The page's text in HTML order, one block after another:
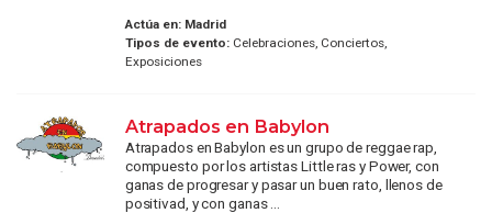
Actúa en: Madrid
Tipos de evento:Celebraciones, Conciertos,
Exposiciones
Atrapados en Babylon
Atrapados en Babylon es un grupo de reggae rap,
compuesto por los artistas Little ras y Power, con
ganas de progresar y pasar un buen rato, llenos de
positivad, y con ganas ...